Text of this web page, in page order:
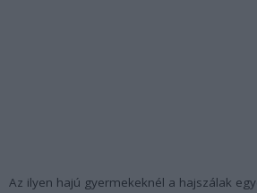
Az ilyen hajú gyermekeknél a hajszálak